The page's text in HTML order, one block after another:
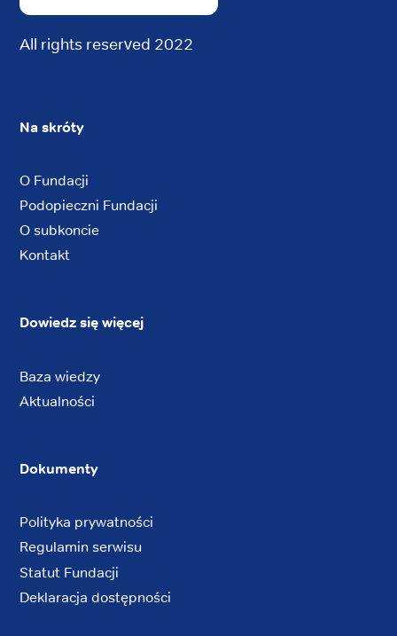
All rights reserved 2022
Na skróty
O Fundacji
Podopieczni Fundacji
O subkoncie
Kontakt
Dowiedz się więcej
Baza wiedzy
Aktualności
Dokumenty
Polityka prywatności
Regulamin serwisu
Statut Fundacji
Deklaracja dostępności